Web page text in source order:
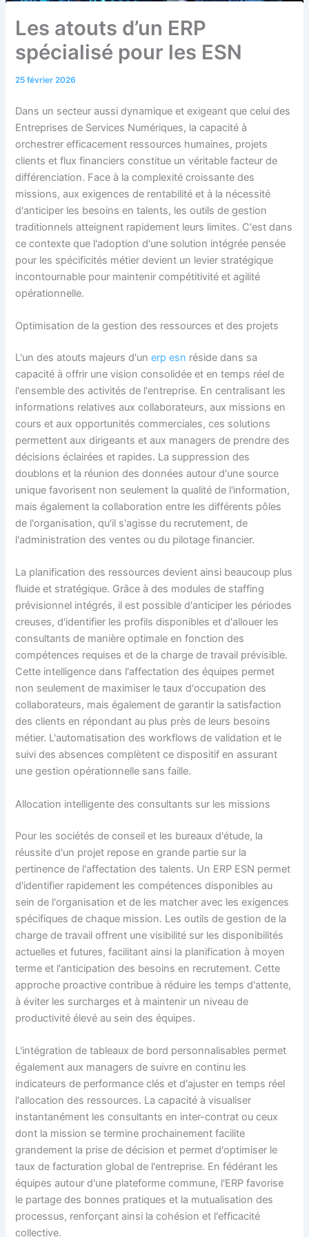
Les atouts d’un ERP
spécialisé pour les ESN
25 février 2026
Dans un secteur aussi dynamique et exigeant que celui des
Entreprises de Services Numériques, la capacité à
orchestrer efficacement ressources humaines, projets
clients et flux financiers constitue un véritable facteur de
différenciation. Face à la complexité croissante des
missions, aux exigences de rentabilité et à la nécessité
d'anticiper les besoins en talents, les outils de gestion
traditionnels atteignent rapidement leurs limites. C'est dans
ce contexte que l'adoption d'une solution intégrée pensée
pour les spécificités métier devient un levier stratégique
incontournable pour maintenir compétitivité et agilité
opérationnelle.
Optimisation de la gestion des ressources et des projets
L'un des atouts majeurs d'unerp esn réside dans sa
capacité à offrir une vision consolidée et en temps réel de
l'ensemble des activités de l'entreprise. En centralisant les
informations relatives aux collaborateurs, aux missions en
cours et aux opportunités commerciales, ces solutions
permettent aux dirigeants et aux managers de prendre des
décisions éclairées et rapides. La suppression des
doublons et la réunion des données autour d'une source
unique favorisent non seulement la qualité de l'information,
mais également la collaboration entre les différents pôles
de l'organisation, qu'il s'agisse du recrutement, de
l'administration des ventes ou du pilotage financier.
La planification des ressources devient ainsi beaucoup plus
fluide et stratégique. Grâce à des modules de staffing
prévisionnel intégrés, il est possible d'anticiper les périodes
creuses, d'identifier les profils disponibles et d'allouer les
consultants de manière optimale en fonction des
compétences requises et de la charge de travail prévisible.
Cette intelligence dans l'affectation des équipes permet
non seulement de maximiser le taux d'occupation des
collaborateurs, mais également de garantir la satisfaction
des clients en répondant au plus près de leurs besoins
métier. L'automatisation des workflows de validation et le
suivi des absences complètent ce dispositif en assurant
une gestion opérationnelle sans faille.
Allocation intelligente des consultants sur les missions
Pour les sociétés de conseil et les bureaux d'étude, la
réussite d'un projet repose en grande partie sur la
pertinence de l'affectation des talents. Un ERP ESN permet
d'identifier rapidement les compétences disponibles au
sein de l'organisation et de les matcher avec les exigences
spécifiques de chaque mission. Les outils de gestion de la
charge de travail offrent une visibilité sur les disponibilités
actuelles et futures, facilitant ainsi la planification à moyen
terme et l'anticipation des besoins en recrutement. Cette
approche proactive contribue à réduire les temps d'attente,
à éviter les surcharges et à maintenir un niveau de
productivité élevé au sein des équipes.
L'intégration de tableaux de bord personnalisables permet
également aux managers de suivre en continu les
indicateurs de performance clés et d'ajuster en temps réel
l'allocation des ressources. La capacité à visualiser
instantanément les consultants en inter-contrat ou ceux
dont la mission se termine prochainement facilite
grandement la prise de décision et permet d'optimiser le
taux de facturation global de l'entreprise. En fédérant les
équipes autour d'une plateforme commune, l'ERP favorise
le partage des bonnes pratiques et la mutualisation des
processus, renforçant ainsi la cohésion et l'efficacité
collective.